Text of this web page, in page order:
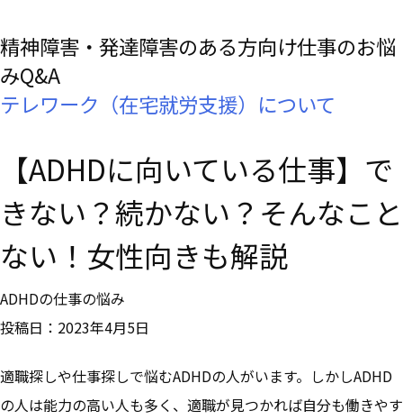
精神障害・発達障害のある方向け仕事のお悩
みQ&A
テレワーク（在宅就労支援）について
【ADHDに向いている仕事】で
きない？続かない？そんなこと
ない！女性向きも解説
ADHDの仕事の悩み
投稿日：2023年4月5日
適職探しや仕事探しで悩むADHDの人がいます。しかしADHD
の人は能力の高い人も多く、適職が見つかれば自分も働きやす